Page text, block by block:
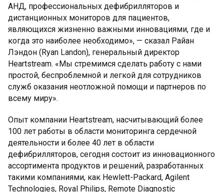
АНД, профессиональных дефибрилляторов и
дистанционных мониторов для пациентов,
являющихся жизненно важными инновациями, где и
когда это наиболее необходимо», — сказал Райан
Лэндон (Ryan Landon), генеральный директор
Heartstream. «Мы стремимся сделать работу с нами
простой, беспроблемной и легкой для сотрудников
служб оказания неотложной помощи и партнеров по
всему миру».
Опыт компании Heartstream, насчитывающий более
100 лет работы в области мониторинга сердечной
деятельности и более 40 лет в области
дефибрилляторов, сегодня состоит из инновационного
ассортимента продуктов и решений, разработанных
такими компаниями, как Hewlett-Packard, Agilent
Technologies, Royal Philips, Remote Diagnostic